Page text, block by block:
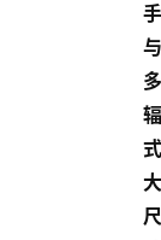
手
与
多
辐
式
大
尺